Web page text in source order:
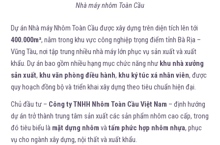
Nhà máy nhôm Toàn Cầu
Dự án Nhà máy Nhôm Toàn Cầu được xây dựng trên diện tích lên tới
400.000m², nằm trong khu vực công nghiệp trọng điểm tỉnh Bà Rịa –
Vũng Tàu, nơi tập trung nhiều nhà máy lớn phục vụ sản xuất và xuất
khẩu. Dự án bao gồm nhiều hạng mục chức năng như khu nhà xưởng
sản xuất, khu văn phòng điều hành, khu ký túc xá nhân viên, được
quy hoạch đồng bộ và triển khai xây dựng theo tiêu chuẩn hiện đại.
Chủ đầu tư – Công ty TNHH Nhôm Toàn Cầu Việt Nam – định hướng
dự án trở thành trung tâm sản xuất các sản phẩm nhôm cao cấp, trong
đó tiêu biểu là mặt dựng nhôm vàtấm phức hợp nhôm nhựa, phục
vụ cho ngành xây dựng, nội thất và xuất khẩu.